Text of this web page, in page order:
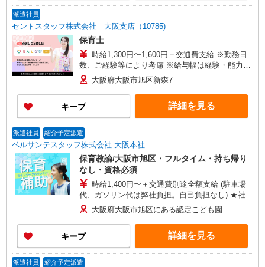
派遣社員
セントスタッフ株式会社 大阪支店（10785)
保育士
時給1,300円〜1,600円＋交通費支給 ※勤務日
数、ご経験等により考慮 ※給与幅は経験・能力に
よる 大阪府大阪市旭区新森7
キープ 詳細を見る
派遣社員 紹介予定派遣
ベルサンテスタッフ株式会社 大阪本社
保育教諭/大阪市旭区・フルタイム・持ち帰り
なし・資格必須
時給1,400円〜＋交通費別途全額支給 (駐車場
代、ガソリン代は弊社負担。自己負担なし) ★社会
保険完備、昇給あり
大阪府大阪市旭区にある認定こども園
キープ 詳細を見る
派遣社員 紹介予定派遣